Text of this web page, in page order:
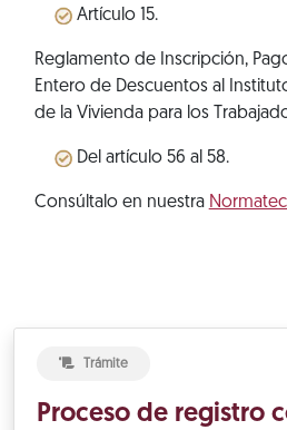
Artículo 15.
Reglamento de Inscripción,
Entero de Descuentos al
de la Vivienda para los
Del artículo 56 al 58.
Consúltalo en nuestra
Trámite
Proceso de registro